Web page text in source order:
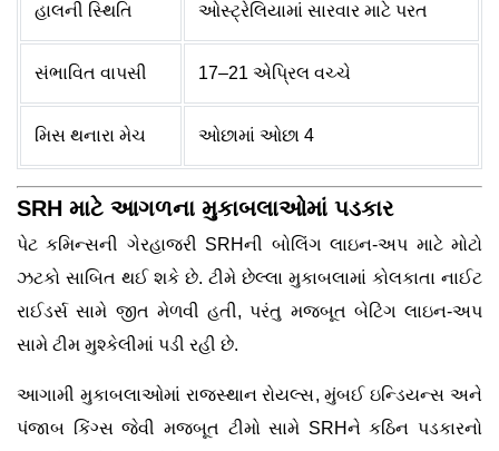
હાલની સ્થિતિ ઓસ્ટ્રેલિયામાં સારવાર માટે પરત
સંભાવિત વાપસી 17–21 એપ્રિલ વચ્ચે
મિસ થનારા મેચ ઓછામાં ઓછા 4
SRH માટે આગળના મુકાબલાઓમાં પડકાર
પેટ કમિન્સની ગેરહાજરી SRHની બોલિંગ લાઇન-અપ માટે મોટો
ઝટકો સાબિત થઈ શકે છે. ટીમે છેલ્લા મુકાબલામાં કોલકાતા નાઈટ
રાઈડર્સ સામે જીત મેળવી હતી, પરંતુ મજબૂત બેટિંગ લાઇન-અપ
સામે ટીમ મુશ્કેલીમાં પડી રહી છે.
આગામી મુકાબલાઓમાં રાજસ્થાન રોયલ્સ, મુંબઈ ઇન્ડિયન્સ અને
પંજાબ કિંગ્સ જેવી મજબૂત ટીમો સામે SRHને કઠિન પડકારનો